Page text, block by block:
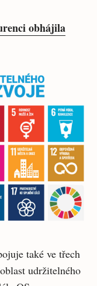
obhájila
také ve třech
udržitelného